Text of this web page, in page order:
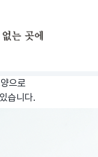
으로
습니다.